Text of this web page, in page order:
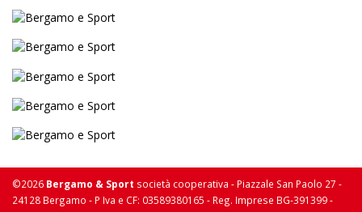
©2026 Bergamo & Sport società cooperativa - Piazzale San Paolo 27 -
24128 Bergamo - P Iva e CF: 03589380165 - Reg. Imprese BG-391399 -